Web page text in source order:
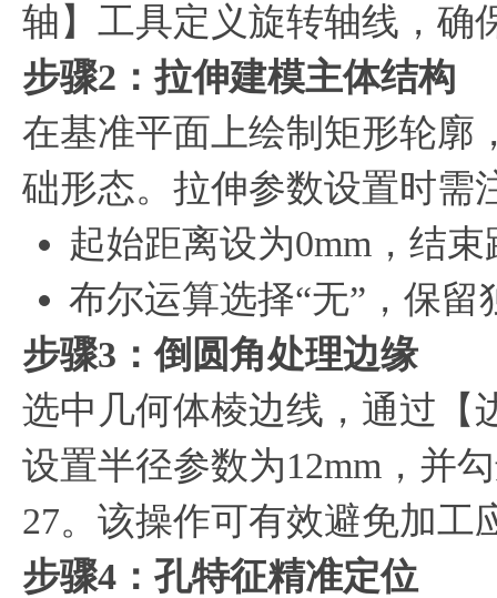
轴】工具定义旋转轴线，确
步骤2：拉伸建模主体结构
在基准平面上绘制矩形轮廓
础形态。拉伸参数设置时需
起始距离设为0mm，结
布尔运算选择“无”，保
步骤3：倒圆角处理边缘
选中几何体棱边线，通过【
设置半径参数为12mm，并
27。该操作可有效避免加工
步骤4：孔特征精准定位